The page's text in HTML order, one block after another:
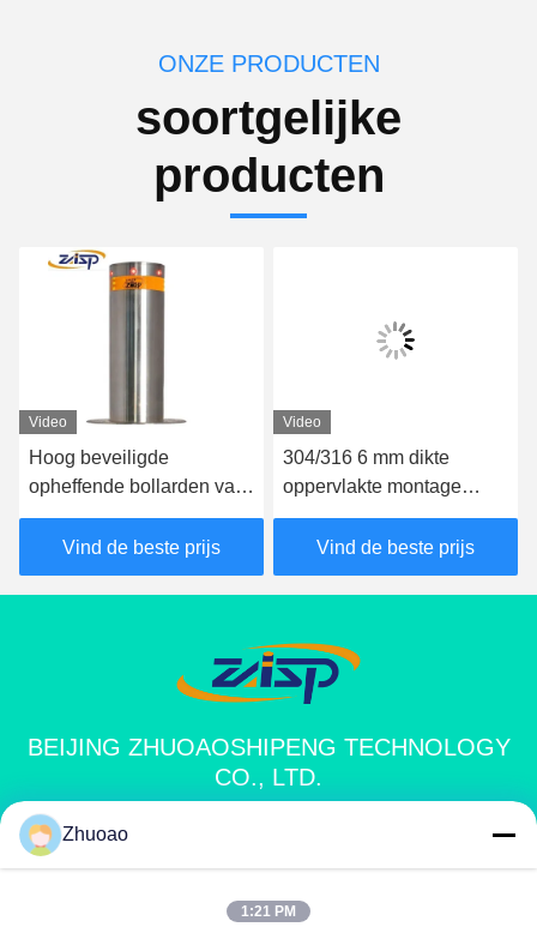
ONZE PRODUCTEN
soortgelijke
producten
Video
Hoog beveiligde
opheffende bollarden van
roestvrij staal met CE-
certificering
Vind de beste prijs
Video
304/316 6 mm dikte
oppervlakte montage
bollards automatisch
bollard systeem
Vind de beste prijs
BEIJING ZHUOAOSHIPENG TECHNOLOGY
CO., LTD.
Zhuoao
1:21 PM